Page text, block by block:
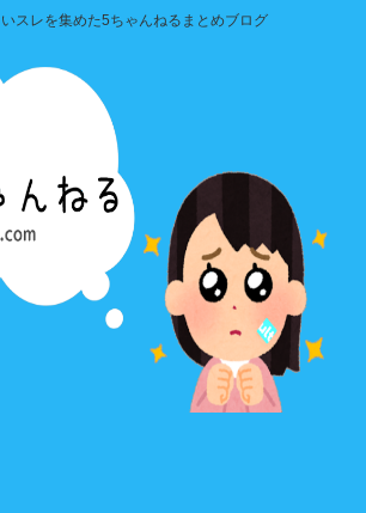
スレを集めた5ちゃんねるまとめブログ